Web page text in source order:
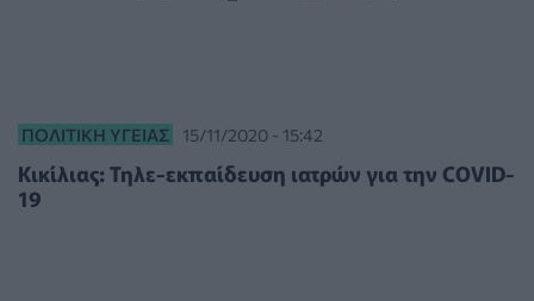
ΠΟΛΙΤΙΚΉ ΥΓΕΊΑΣ 15/11/2020 - 15:42
Κικίλιας: Τηλε-εκπαίδευση ιατρών για την COVID-
19